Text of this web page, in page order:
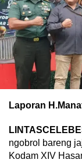
Laporan
ngobrol bareng
Kodam XIV